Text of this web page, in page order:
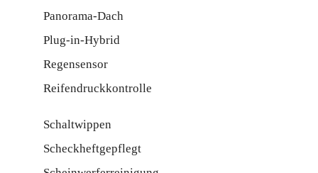
Panorama-Dach
Plug-in-Hybrid
Regensensor
Reifendruckkontrolle
Schaltwippen
Scheckheftgepflegt